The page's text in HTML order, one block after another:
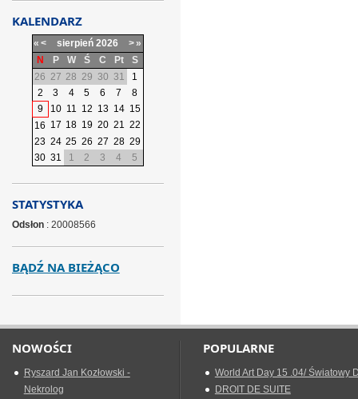
KALENDARZ
« < sierpień 2026 >»
N
P W Ś C Pt
S
26 27 28 29 30 31
1
2
3 4 5 6 7
8
9
10 11 12 13 14 15
16 17 18 19 20 21 22
23 24 25 26 27 28 29
30 31 1 2 3 4 5
STATYSTYKA
Odsłon: 20008566
BĄDŹ NA BIEŻĄCO
NOWOŚCI
Ryszard Jan Kozłowski -
Nekrolog
POPULARNE
World Art Day 15 .04/ Światowy
DROIT DE SUITE